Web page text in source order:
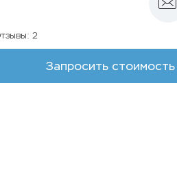
2
Запросить стоимость